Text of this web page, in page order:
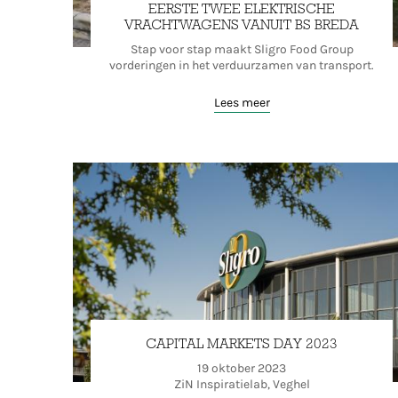
EERSTE TWEE ELEKTRISCHE
VRACHTWAGENS VANUIT BS BREDA
Stap voor stap maakt Sligro Food Group
vorderingen in het verduurzamen van transport.
Lees meer
CAPITAL MARKETS DAY 2023
19 oktober 2023
ZiN Inspiratielab, Veghel